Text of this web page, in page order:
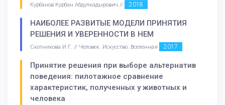
Курбанов Курбан Абдулкадырович //
2018
НАИБОЛЕЕ РАЗВИТЫЕ МОДЕЛИ ПРИНЯТИЯ
РЕШЕНИЯ И УВЕРЕННОСТИ В НЕМ
Скотникова И.Г. // Человек. Искусство. Вселенная 2017
Принятие решения при выборе альтернатив
поведения: пилотажное сравнение
характеристик, полученных у животных и
человека